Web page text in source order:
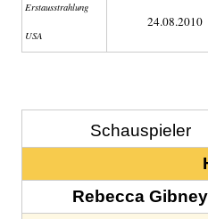
Erstaus­strahlung
USA
24.08.2010
Schauspieler
Rebecca Gibney